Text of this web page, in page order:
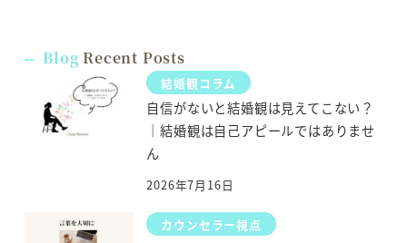
Blog Recent Posts
結婚観コラム
自信がないと結婚観は見えてこない？
｜結婚観は自己アピールではありませ
ん
2026年7月16日
カウンセラー視点